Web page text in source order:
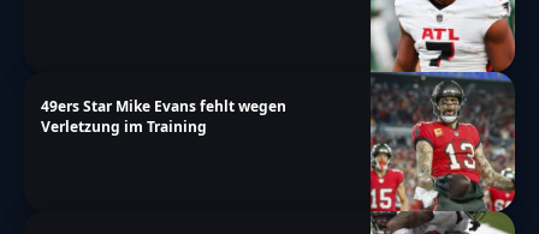
49ers Star Mike Evans fehlt wegen
Verletzung im Training